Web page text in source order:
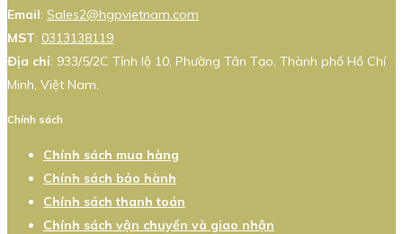
Email: Sales2@hgpvietnam.com
MST: 0313138119
Địa chỉ: 933/5/2C Tỉnh lộ 10, Phường Tân Tạo, Thành phố Hồ Chí
Minh, Việt Nam.
Chính sách
Chính sách mua hàng
Chính sách bảo hành
Chính sách thanh toán
Chính sách vận chuyển và giao nhận